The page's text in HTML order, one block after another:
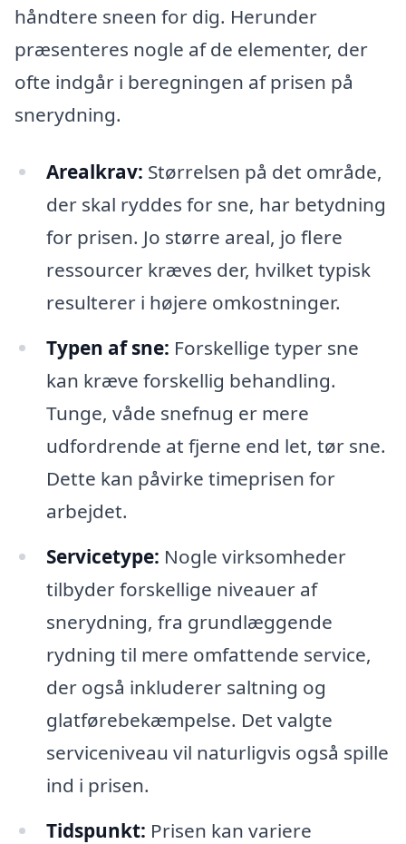
håndtere sneen for dig. Herunder
præsenteres nogle af de elementer, der
ofte indgår i beregningen af prisen på
snerydning.
Arealkrav: Størrelsen på det område,
der skal ryddes for sne, har betydning
for prisen. Jo større areal, jo flere
ressourcer kræves der, hvilket typisk
resulterer i højere omkostninger.
Typen af sne: Forskellige typer sne
kan kræve forskellig behandling.
Tunge, våde snefnug er mere
udfordrende at fjerne end let, tør sne.
Dette kan påvirke timeprisen for
arbejdet.
Servicetype: Nogle virksomheder
tilbyder forskellige niveauer af
snerydning, fra grundlæggende
rydning til mere omfattende service,
der også inkluderer saltning og
glatførebekæmpelse. Det valgte
serviceniveau vil naturligvis også spille
ind i prisen.
Tidspunkt: Prisen kan variere